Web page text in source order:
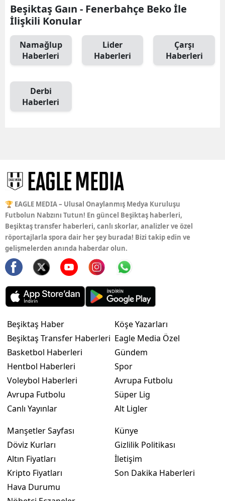
Beşiktaş Gaın - Fenerbahçe Beko İle
İlişkili Konular
Namağlup
Haberleri
Lider
Haberleri
Çarşı
Haberleri
Derbi
Haberleri
🏆 EAGLE MEDIA – Ulusal Onaylanmış Medya Kuruluşu
Futbolun Nabzını Tutun! En güncel Beşiktaş haberleri,
Beşiktaş transfer haberleri, canlı skorlar, analizler ve özel
röportajlarla spora dair her şey burada! Bizi takip edin ve
gelişmelerden anında haberdar olun.
Beşiktaş Haber
Beşiktaş Transfer Haberleri
Basketbol Haberleri
Hentbol Haberleri
Voleybol Haberleri
Avrupa Futbolu
Canlı Yayınlar
Köşe Yazarları
Eagle Media Özel
Gündem
Spor
Avrupa Futbolu
Süper Lig
Alt Ligler
Manşetler Sayfası
Döviz Kurları
Altın Fiyatları
Kripto Fiyatları
Hava Durumu
Künye
Gizlilik Politikası
İletişim
Son Dakika Haberleri